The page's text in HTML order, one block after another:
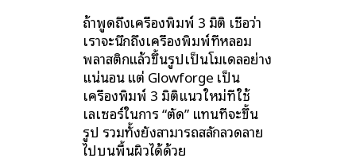
ถ้าพูดถึงเครื่องพิมพ์ 3 มิติ เชื่อว่า
เราจะนึกถึงเครื่องพิมพ์ที่หลอม
พลาสติกแล้วขึ้นรูปเป็นโมเดลอย่าง
แน่นอน แต่ Glowforge เป็น
เครื่องพิมพ์ 3 มิติแนวใหม่ที่ใช้
เลเซอร์ในการ “ตัด” แทนที่จะขึ้น
รูป รวมทั้งยังสามารถสลักลวดลาย
ไปบนพื้นผิวได้ด้วย